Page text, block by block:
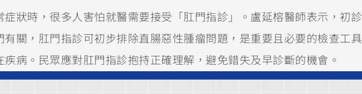
症狀時，很多人害怕就醫需要接受「肛門指診」。盧延榕醫師表示，初
有關，肛門指診可初步排除直腸惡性腫瘤問題，是重要且必要的檢查工
病。民眾應對肛門指診抱持正確理解，避免錯失及早診斷的機會。